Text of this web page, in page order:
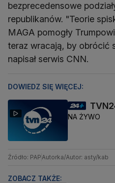
bezprecedensowe
republikanów. "Teorie
MAGA pomogły
teraz wracają, by obrócić
napisał serwis CNN.
DOWIEDZ SIĘ WIĘCEJ:
NA ŻYWO
Źródło: PAP Autorka/Autor: asty/kab
ZOBACZ TAKŻE: